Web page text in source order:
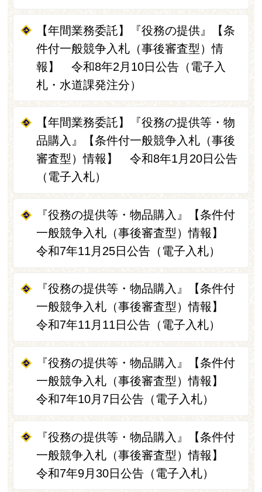
【年間業務委託】『役務の提供』【条
件付一般競争入札（事後審査型）情
報】 令和8年2月10日公告（電子入
札・水道課発注分）
【年間業務委託】『役務の提供等・物
品購入』【条件付一般競争入札（事後
審査型）情報】 令和8年1月20日公告
（電子入札）
『役務の提供等・物品購入』【条件付
一般競争入札（事後審査型）情報】
令和7年11月25日公告（電子入札）
『役務の提供等・物品購入』【条件付
一般競争入札（事後審査型）情報】
令和7年11月11日公告（電子入札）
『役務の提供等・物品購入』【条件付
一般競争入札（事後審査型）情報】
令和7年10月7日公告（電子入札）
『役務の提供等・物品購入』【条件付
一般競争入札（事後審査型）情報】
令和7年9月30日公告（電子入札）